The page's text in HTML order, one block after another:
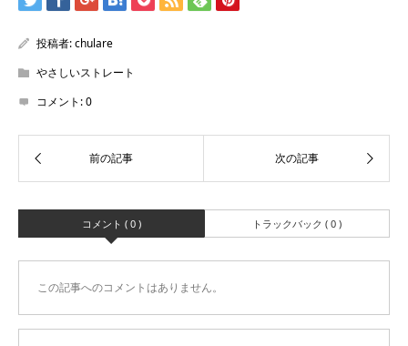
投稿者:chulare
やさしいストレート
コメント:0
コメント ( 0 ) トラックバック ( 0 )
この記事へのコメントはありません。